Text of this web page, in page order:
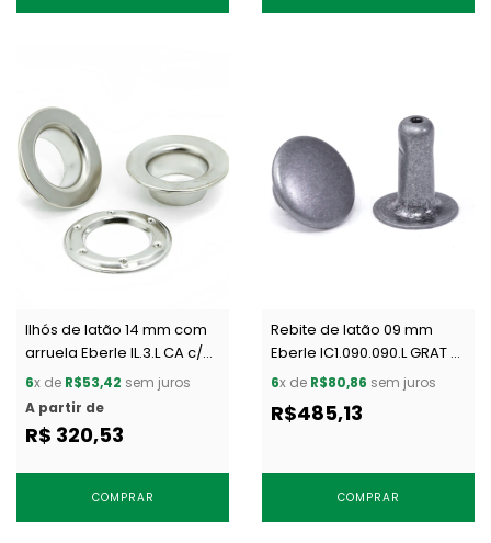
Ilhós de latão 14 mm com
arruela Eberle IL.3.L CA c/
200 un
6x de R$53,42 sem juros
A partir de
R$ 320,53
COMPRAR
Rebite de latão 09 mm
Eberle IC1.090.090.L GRAT c/
1000 un
6x de R$80,86 sem juros
R$485,13
COMPRAR